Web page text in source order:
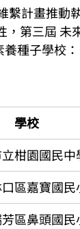
第三屆 未
種子學校：
學校
柑園國民中
區嘉寶國民
區鼻頭國民